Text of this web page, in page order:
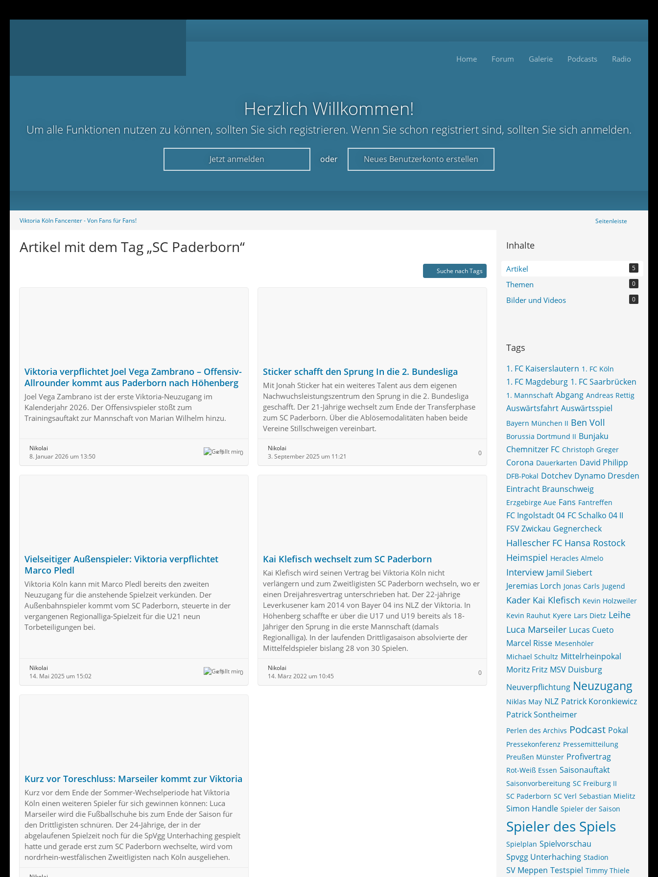
Home Forum Galerie Podcasts Radio
Herzlich Willkommen!
Um alle Funktionen nutzen zu können, sollten Sie sich registrieren. Wenn Sie schon registriert sind, sollten Sie sich anmelden.
Jetzt anmelden oder Neues Benutzerkonto erstellen
Viktoria Köln Fancenter - Von Fans für Fans! Seitenleiste
Artikel mit dem Tag „SC Paderborn“
Suche nach Tags
Viktoria verpflichtet Joel Vega Zambrano – Offensiv-
Allrounder kommt aus Paderborn nach Höhenberg
Joel Vega Zambrano ist der erste Viktoria-Neuzugang im
Kalenderjahr 2026. Der Offensivspieler stößt zum
Trainingsauftakt zur Mannschaft von Marian Wilhelm hinzu.
Nikolai
8. Januar 2026 um 13:50
1 0
Sticker schafft den Sprung In die 2. Bundesliga
Mit Jonah Sticker hat ein weiteres Talent aus dem eigenen
Nachwuchsleistungszentrum den Sprung in die 2. Bundesliga
geschafft. Der 21-Jährige wechselt zum Ende der Transferphase
zum SC Paderborn. Über die Ablösemodalitäten haben beide
Vereine Stillschweigen vereinbart.
Nikolai
3. September 2025 um 11:21
0
Vielseitiger Außenspieler: Viktoria verpflichtet
Marco Pledl
Viktoria Köln kann mit Marco Pledl bereits den zweiten
Neuzugang für die anstehende Spielzeit verkünden. Der
Außenbahnspieler kommt vom SC Paderborn, steuerte in der
vergangenen Regionalliga-Spielzeit für die U21 neun
Torbeteiligungen bei.
Nikolai
14. Mai 2025 um 15:02
1 0
Kai Klefisch wechselt zum SC Paderborn
Kai Klefisch wird seinen Vertrag bei Viktoria Köln nicht
verlängern und zum Zweitligisten SC Paderborn wechseln, wo er
einen Dreijahresvertrag unterschrieben hat. Der 22-jährige
Leverkusener kam 2014 von Bayer 04 ins NLZ der Viktoria. In
Höhenberg schaffte er über die U17 und U19 bereits als 18-
Jähriger den Sprung in die erste Mannschaft (damals
Regionalliga). In der laufenden Drittligasaison absolvierte der
Mittelfeldspieler bislang 28 von 30 Spielen.
Nikolai
14. März 2022 um 10:45
0
Kurz vor Toreschluss: Marseiler kommt zur Viktoria
Kurz vor dem Ende der Sommer-Wechselperiode hat Viktoria
Köln einen weiteren Spieler für sich gewinnen können: Luca
Marseiler wird die Fußballschuhe bis zum Ende der Saison für
den Drittligisten schnüren. Der 24-Jährige, der in der
abgelaufenen Spielzeit noch für die SpVgg Unterhaching gespielt
hatte und gerade erst zum SC Paderborn wechselte, wird vom
nordrhein-westfälischen Zweitligisten nach Köln ausgeliehen.
Inhalte
Artikel 5
Themen 0
Bilder und Videos 0
Tags
1. FC Kaiserslautern 1. FC Köln
1. FC Magdeburg 1. FC Saarbrücken
1. Mannschaft Abgang Andreas Rettig
Auswärtsfahrt Auswärtsspiel
Bayern München II Ben Voll
Borussia Dortmund II Bunjaku
Chemnitzer FC Christoph Greger
Corona Dauerkarten David Philipp
DFB-Pokal Dotchev Dynamo Dresden
Eintracht Braunschweig
Erzgebirge Aue Fans Fantreffen
FC Ingolstadt 04 FC Schalko 04 II
FSV Zwickau Gegnercheck
Hallescher FC Hansa Rostock
Heimspiel Heracles Almelo
Interview Jamil Siebert
Jeremias Lorch Jonas Carls Jugend
Kader Kai Klefisch Kevin Holzweiler
Kevin Rauhut Kyere Lars Dietz Leihe
Luca Marseiler Lucas Cueto
Marcel Risse Mesenhöler
Michael Schultz Mittelrheinpokal
Moritz Fritz MSV Duisburg
Neuverpflichtung Neuzugang
Niklas May NLZ Patrick Koronkiewicz
Patrick Sontheimer
Perlen des Archivs Podcast Pokal
Pressekonferenz Pressemitteilung
Preußen Münster Profivertrag
Rot-Weiß Essen Saisonauftakt
Saisonvorbereitung SC Freiburg II
SC Paderborn SC Verl Sebastian Mielitz
Simon Handle Spieler der Saison
Spieler des Spiels
Spielplan Spielvorschau
Spvgg Unterhaching Stadion
SV Meppen Testspiel Timmy Thiele